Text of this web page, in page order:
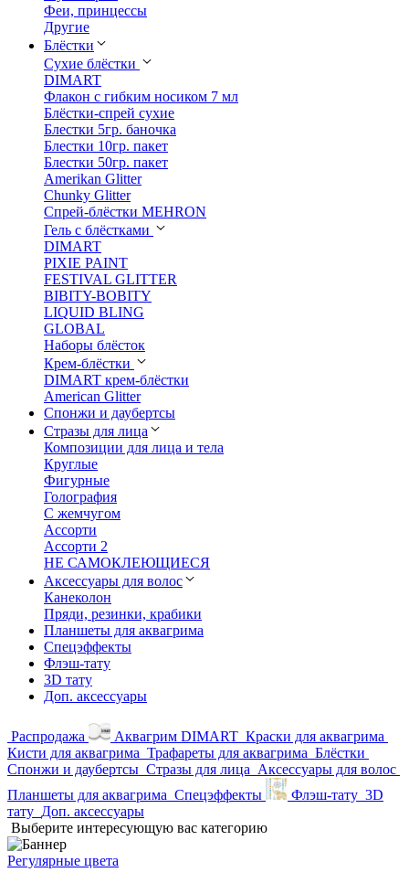
Феи, принцессы
Другие
Блёстки
Сухие блёстки
DIMART
Флакон с гибким носиком 7 мл
Блёстки-спрей сухие
Блестки 5гр. баночка
Блестки 10гр. пакет
Блестки 50гр. пакет
Amerikan Glitter
Chunky Glitter
Спрей-блёстки MEHRON
Гель с блёстками
DIMART
PIXIE PAINT
FESTIVAL GLITTER
BIBITY-BOBITY
LIQUID BLING
GLOBAL
Наборы блёсток
Крем-блёстки
DIMART крем-блёстки
American Glitter
Спонжи и даубертсы
Стразы для лица
Композиции для лица и тела
Круглые
Фигурные
Голография
С жемчугом
Ассорти
Ассорти 2
НЕ САМОКЛЕЮЩИЕСЯ
Аксессуары для волос
Канеколон
Пряди, резинки, крабики
Планшеты для аквагрима
Спецэффекты
Флэш-тату
3D тату
Доп. аксессуары
Распродажа Аквагрим DIMART Краски для аквагрима
Кисти для аквагрима Трафареты для аквагрима Блёстки
Спонжи и даубертсы Стразы для лица Аксессуары для волос
Планшеты для аквагрима Спецэффекты Флэш-тату 3D
тату Доп. аксессуары
Выберите интересующую вас категорию
Регулярные цвета